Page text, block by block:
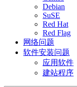
Debian
SuSE
Red Hat
Red Flag
网络问题
软件安装问题
应用软件
建站程序